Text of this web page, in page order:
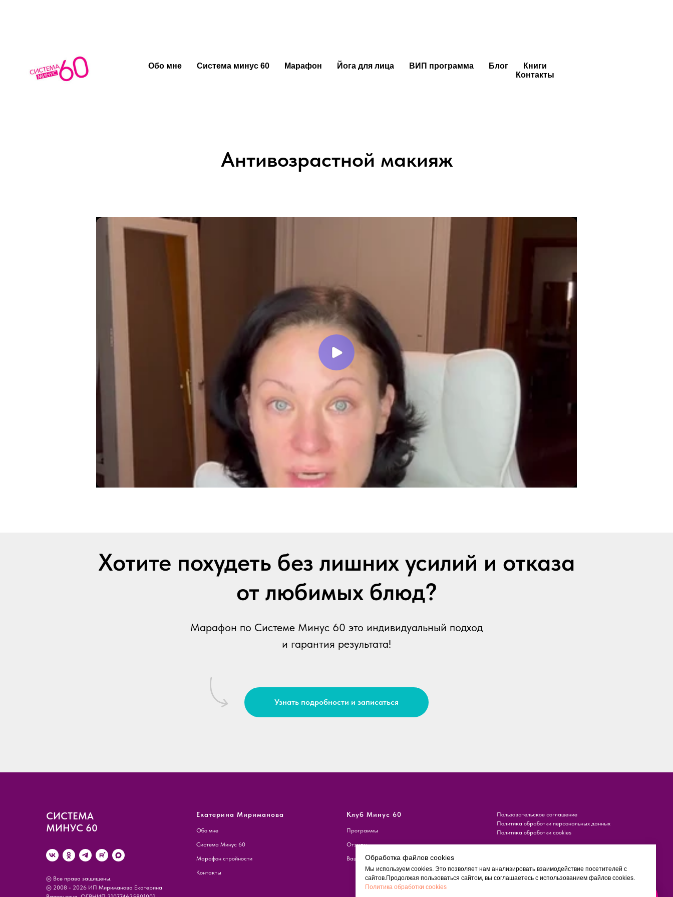
Обо мне Система минус 60 Марафон Йога для лица ВИП программа Блог
Книги
Контакты
Пульт управления вашей жизнью
Антивозрастной макияж
Хотите похудеть без лишних усилий и отказа
от любимых блюд?
Марафон по Системе Минус 60 это индивидуальный подход
и гарантия результата!
Узнать подробности и записаться
Обработка файлов cookies
Мы используем cookies. Это позволяет нам анализировать взаимодействие посетителей с
сайтов.Продолжая пользоваться сайтом, вы соглашаетесь с использованием файлов cookies.
Политика обработки cookies
СИСТЕМА
МИНУС 60
© Все права защищены.
© 2008 - 2026 ИП Мириманова Екатерина
Екатерина Мириманова
Обо мне
Система Минус 60
Марафон стройности
Контакты
Клуб Минус 60
Программы
Отзывы
Ваш личный кабинет
Пользовательское соглашение
Политика обработки персональных данных
Политика обработки cookies